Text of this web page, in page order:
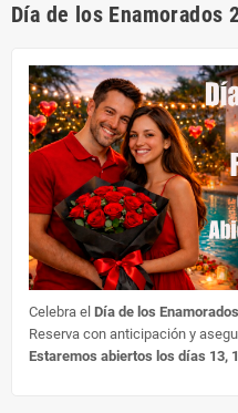
Día de los Enamorados
Celebra el Día de los Enamorados
Reserva con anticipación y
Estaremos abiertos los días 13,